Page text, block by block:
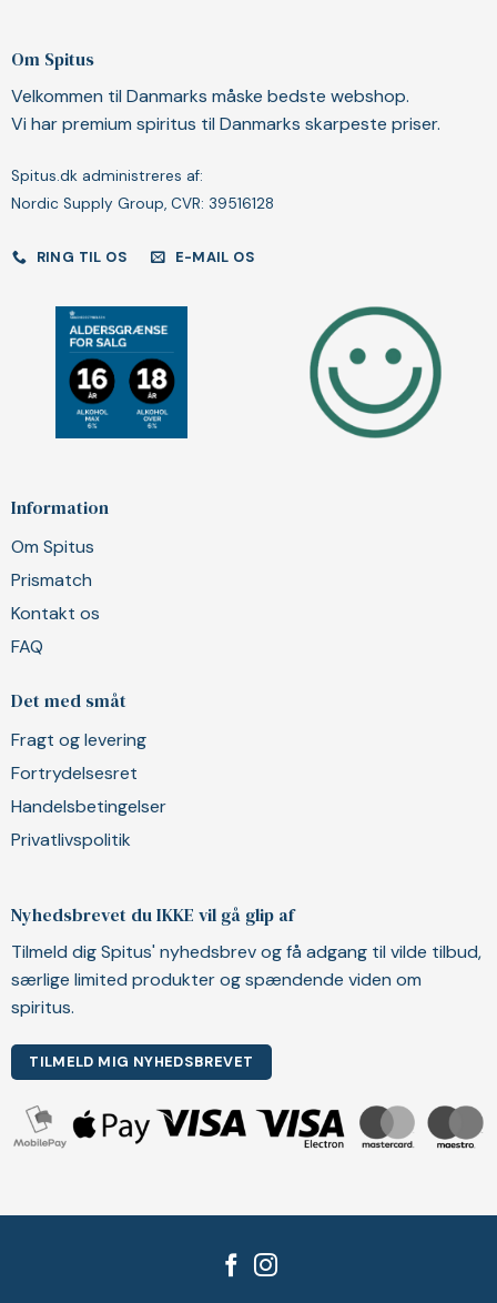
Om Spitus
Velkommen til Danmarks måske bedste webshop.
Vi har premium spiritus til Danmarks skarpeste priser.
Spitus.dk administreres af:
Nordic Supply Group, CVR: 39516128
RING TIL OS E-MAIL OS
Information
Om Spitus
Prismatch
Kontakt os
FAQ
Det med småt
Fragt og levering
Fortrydelsesret
Handelsbetingelser
Privatlivspolitik
Nyhedsbrevet du IKKE vil gå glip af
Tilmeld dig Spitus' nyhedsbrev og få adgang til vilde tilbud,
særlige limited produkter og spændende viden om
spiritus.
TILMELD MIG NYHEDSBREVET